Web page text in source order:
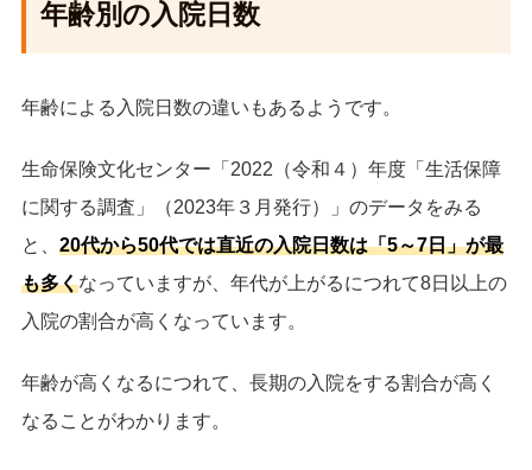
年齢別の入院日数
年齢による入院日数の違いもあるようです。
生命保険文化センター「2022（令和４）年度「生活保障
に関する調査」（2023年３月発行）」のデータをみる
と、 20代から50代では直近の入院日数は「5～7日」が最
も多くなっていますが、年代が上がるにつれて8日以上の
入院の割合が高くなっています。
年齢が高くなるにつれて、長期の入院をする割合が高く
なることがわかります。